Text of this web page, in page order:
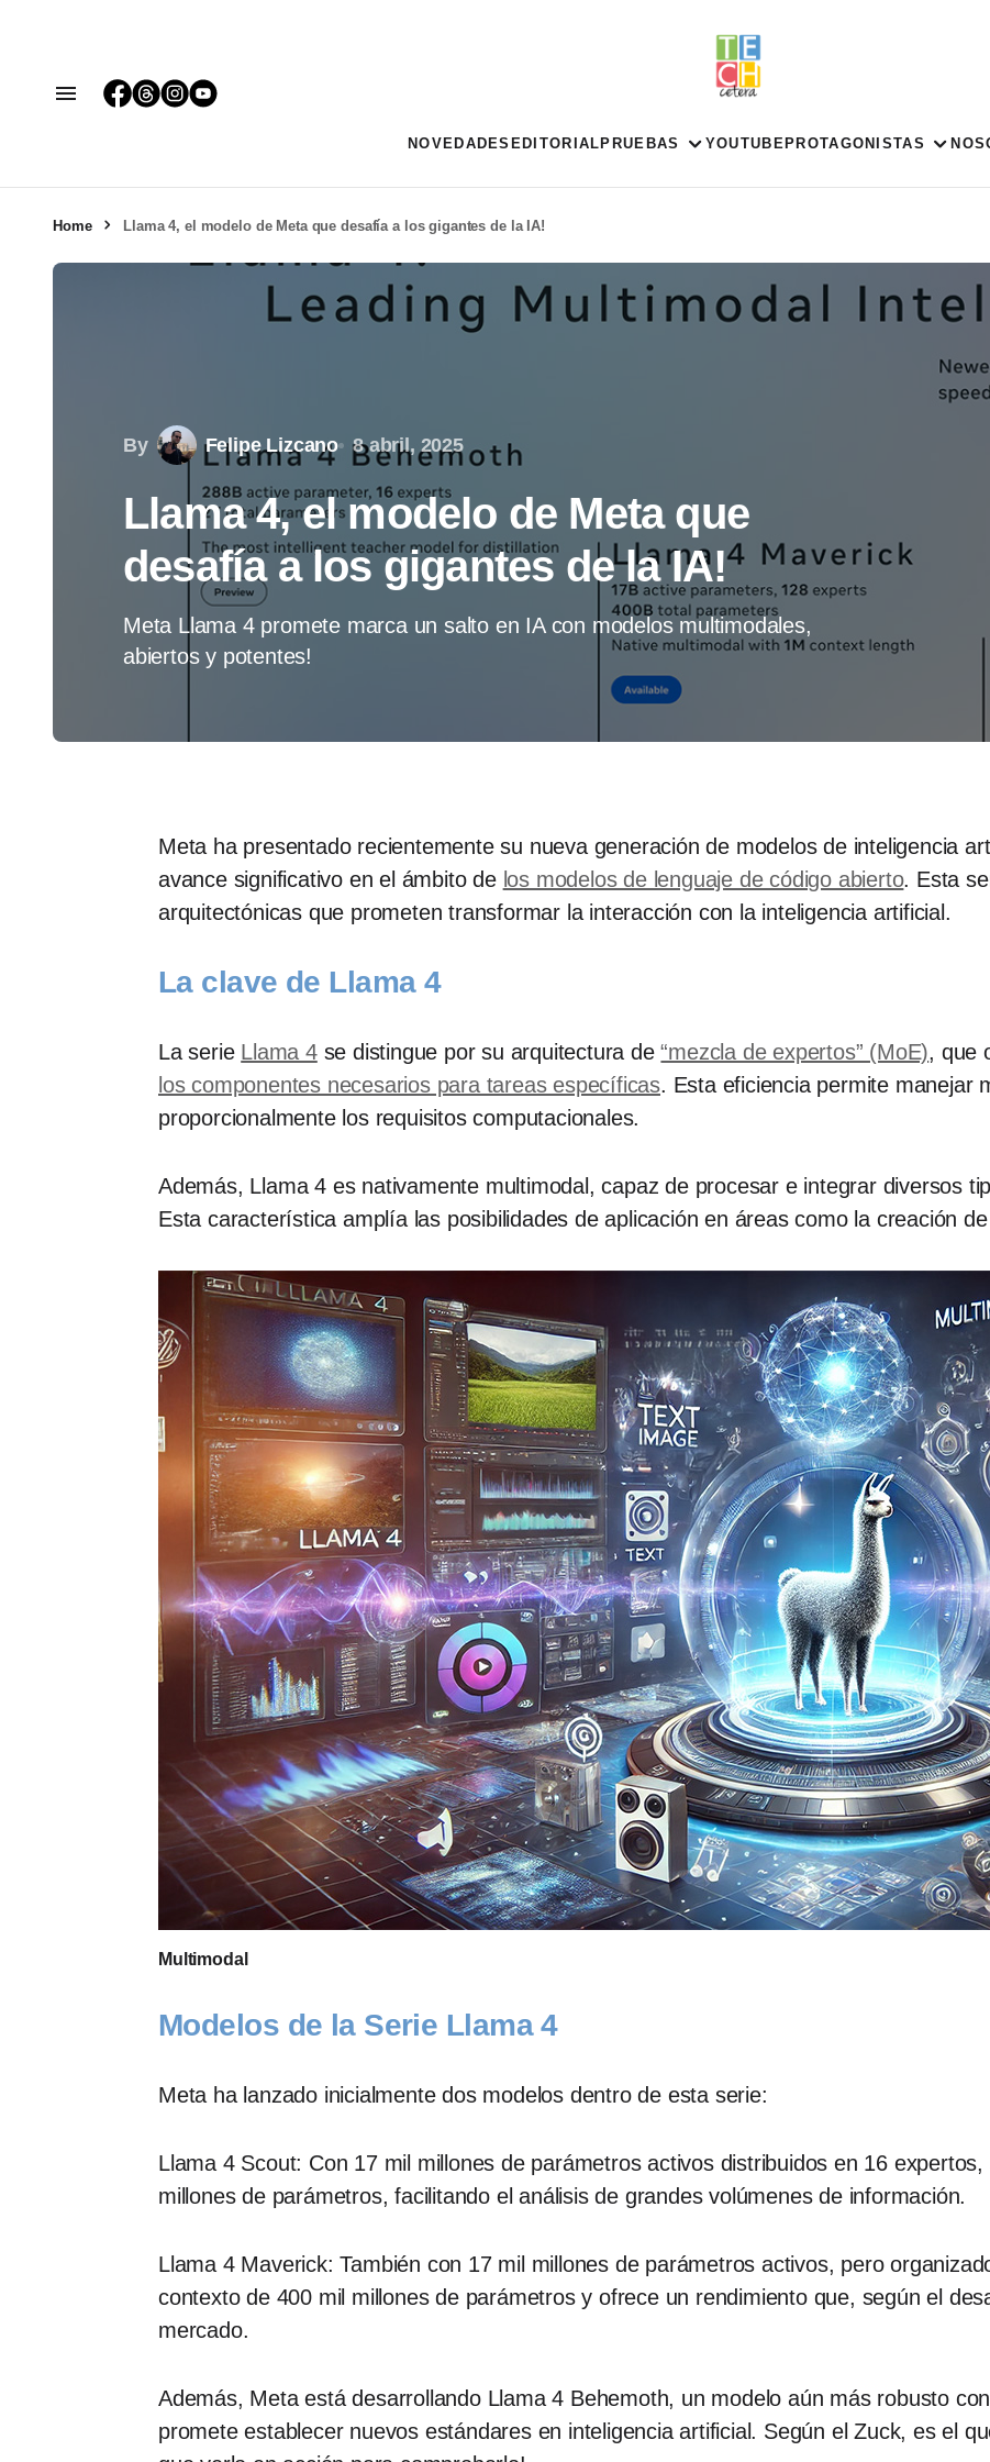
NOVEDADES EDITORIAL PRUEBAS YOUTUBE PROTAGONISTAS
Home Llama 4, el modelo de Meta que desafía a los gigantes de la IA!
By Felipe Lizcano 8 abril, 2025
Llama 4, el modelo de Meta que
desafía a los gigantes de la IA!
Meta Llama 4 promete marca un salto en IA con modelos multimodales,
abiertos y potentes!
​Meta ha presentado recientemente su nueva generación de modelos de inteligencia
avance significativo en el ámbito de los modelos de lenguaje de código abierto. Esta
arquitectónicas que prometen transformar la interacción con la inteligencia artificial.​
La clave de Llama 4
La serie Llama 4se distingue por su arquitectura de“mezcla de expertos” (MoE), que
los componentes necesarios para tareas específicas. Esta eficiencia permite manejar
proporcionalmente los requisitos computacionales. ​
Además, Llama 4 es nativamente multimodal, capaz de procesar e integrar diversos
Esta característica amplía las posibilidades de aplicación en áreas como la creación
Multimodal
Modelos de la Serie Llama 4
Meta ha lanzado inicialmente dos modelos dentro de esta serie:​
Llama 4 Scout: Con 17 mil millones de parámetros activos distribuidos en 16
millones de parámetros, facilitando el análisis de grandes volúmenes de información. ​
Llama 4 Maverick: También con 17 mil millones de parámetros activos, pero
contexto de 400 mil millones de parámetros y ofrece un rendimiento que, según el
mercado.
Además, Meta está desarrollando Llama 4 Behemoth, un modelo aún más robusto
promete establecer nuevos estándares en inteligencia artificial. ​Según el Zuck, es el